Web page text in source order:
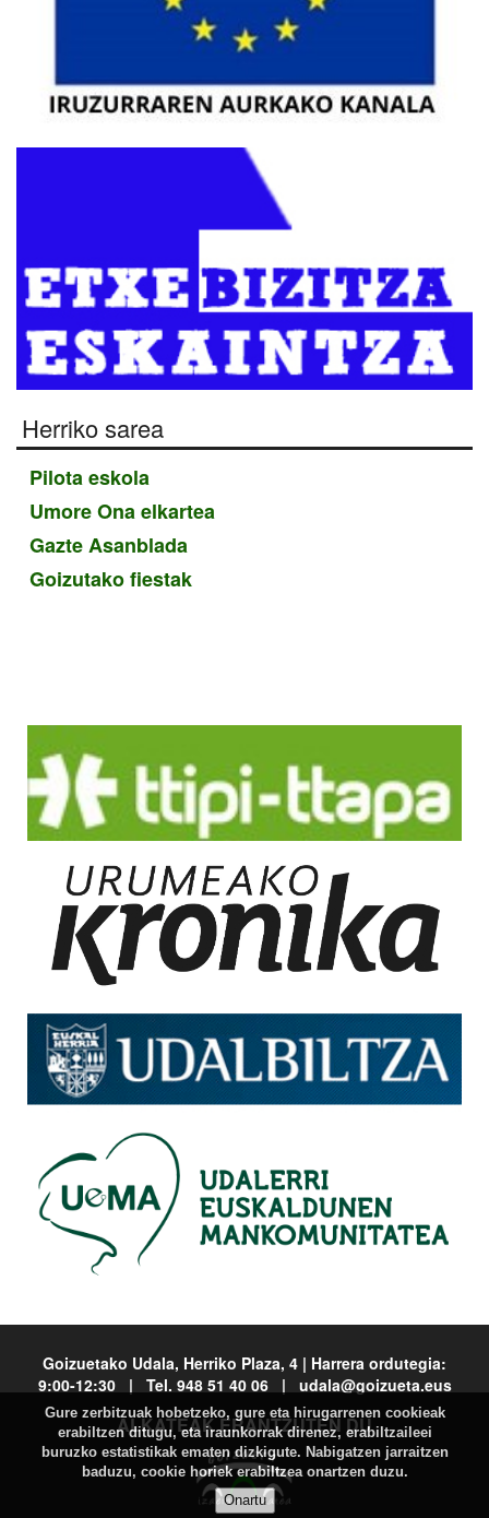
Herriko sarea
Pilota eskola
Umore Ona elkartea
Gazte Asanblada
Goizutako fiestak
Goizuetako Udala, Herriko Plaza, 4 | Harrera ordutegia:
9:00-12:30 | Tel. 948 51 40 06 | udala@goizueta.eus
ALKATEAK ERANTZUTEN DU
Gure zerbitzuak hobetzeko, gure eta hirugarrenen cookieak
erabiltzen ditugu, eta iraunkorrak direnez, erabiltzaileei
buruzko estatistikak ematen dizkigute. Nabigatzen jarraitzen
baduzu, cookie horiek erabiltzea onartzen duzu.